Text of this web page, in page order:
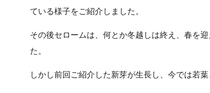
ている様子をご紹介しました。
その後セロームは、何とか冬越しは終え、春を
た。
しかし前回ご紹介した新芽が生長し、今では若葉